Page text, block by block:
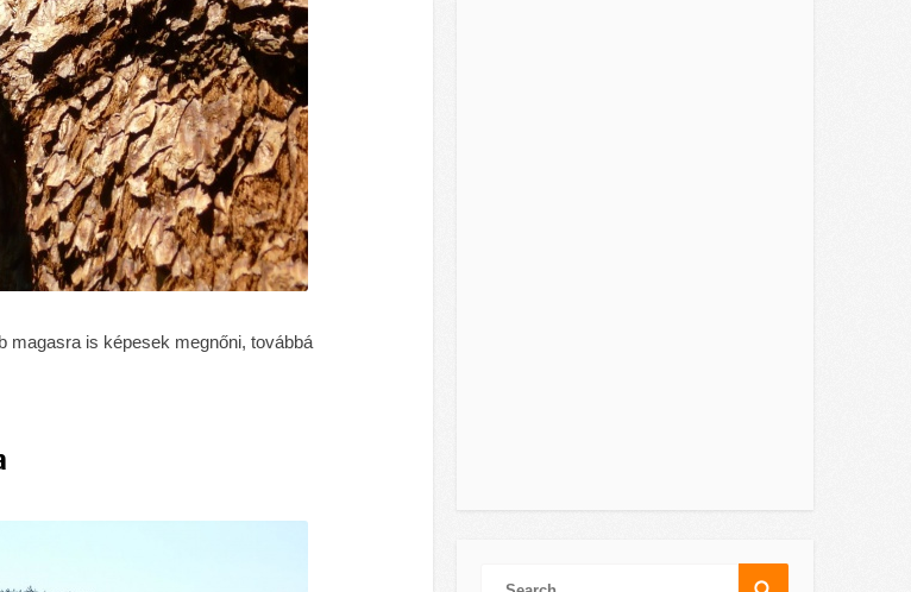
magasra is képesek megnőni, továbbá